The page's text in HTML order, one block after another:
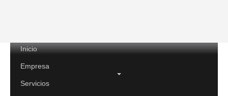
Inicio
Empresa
Servicios